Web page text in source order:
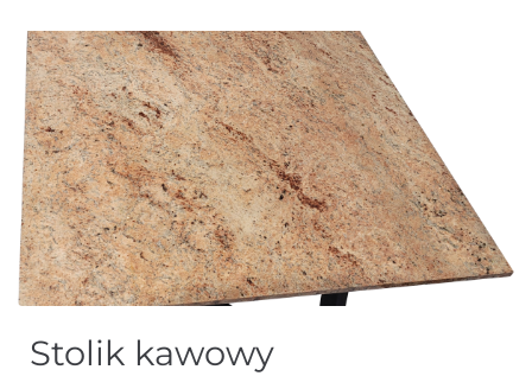
Stolik kawowy